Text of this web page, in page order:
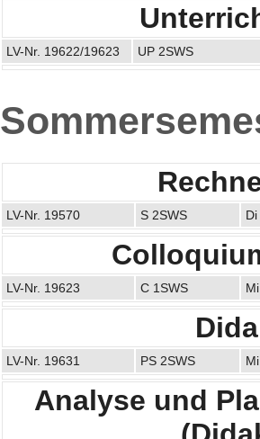
LV-Nr. 19622/19623 UP 2SWS
LV-Nr. 19570 S 2SWS
LV-Nr. 19623 C 1SWS
LV-Nr. 19631 PS 2SWS
Analyse und